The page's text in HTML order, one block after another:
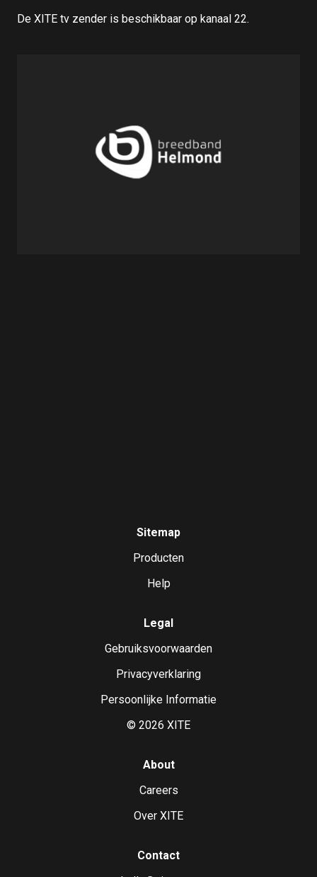
De XITE tv zender is beschikbaar op kanaal 22.
Sitemap
Producten
Help
Contact
Legal
Gebruiksvoorwaarden
Privacyverklaring
Persoonlijke Informatie
© 2026 XITE
About
Careers
Over XITE